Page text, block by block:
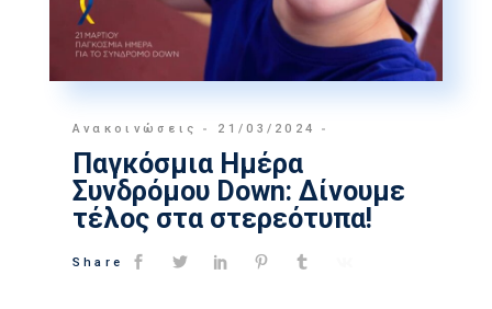
Ανακοινώσεις 21/03/2024
Παγκόσμια Ημέρα
Συνδρόμου Down: Δίνουμε
τέλος στα στερεότυπα!
Share